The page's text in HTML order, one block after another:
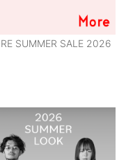
SUMMER SALE 2026